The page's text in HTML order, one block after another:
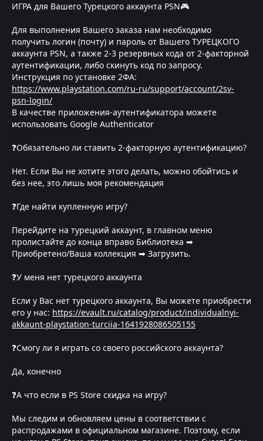
ИГРА для Вашего Турецкого аккаунта PSN🎮
Для выполнения Вашего заказа нам необходимо
получить логин (почту) и пароль от Вашего ТУРЕЦКОГО
аккаунта PSN, а также 2-3 резервных кода от 2-факторной
аутентификации, либо скинуть код по запросу.
Инструкция по установке 2ФА:
https://www.playstation.com/ru-ru/support/account/2sv-
psn-login/
В качестве приложения-аутентификатора можете
использовать Google Authenticator
❓Обязательно ли ставить 2-факторную аутентификацию?
Нет. Если Вы не хотите этого делать, можно обойтись и
без нее, это лишь моя рекомендация
❓Где найти купленную игру?
Перейдите на турецкий аккаунт, в главном меню
пролистайте до конца вправо Библиотека ➡
Приобретено/Ваша коллекция ➡ Загрузить.
❓У меня нет турецкого аккаунта
Если у Вас нет турецкого аккаунта, Вы можете приобрести
его у нас: https://evault.ru/catalog/product/individualnyi-
akkaunt-playstation-turciia-1641928086505155
❓Смогу ли я играть со своего российского аккаунта?
Да, конечно
❓А что если в PS Store скидка на игру?
Мы следим и обновляем цены в соответствии с
распродажами в официальном магазине. Поэтому, если